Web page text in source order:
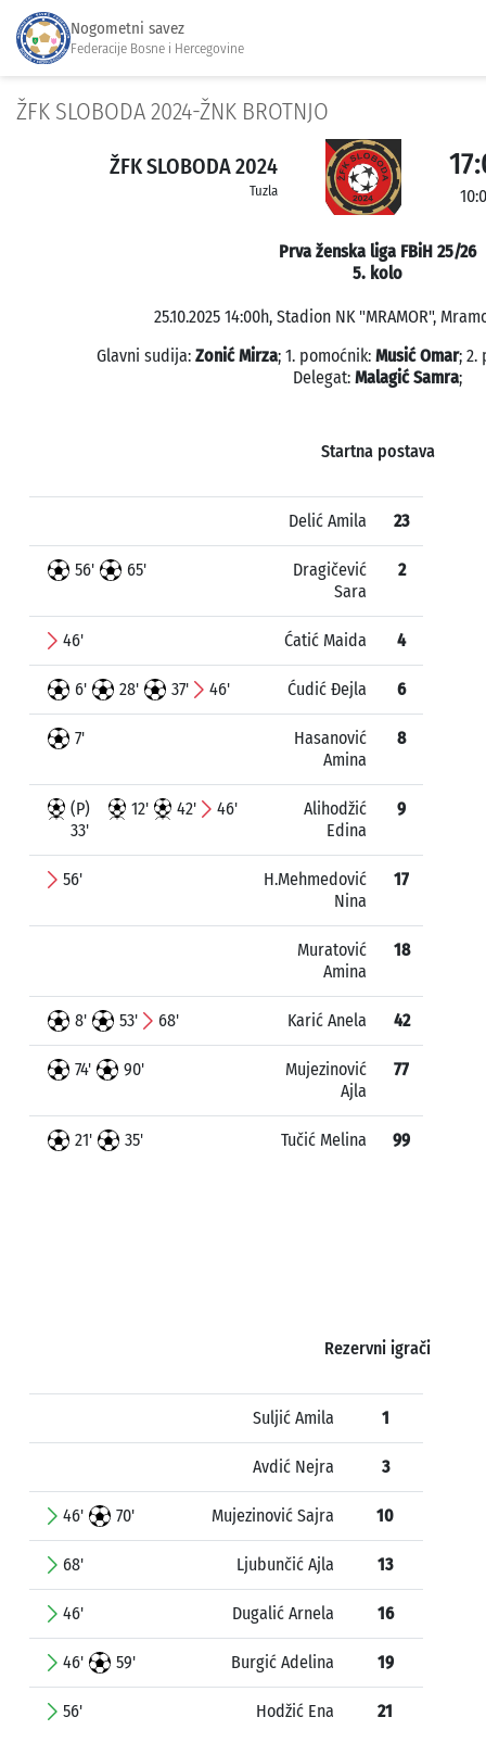
Nogometni savez
Federacije Bosne i Hercegovine
ŽFK SLOBODA 2024-ŽNK BROTNJO
ŽFK SLOBODA 2024
Tuzla 10:0
Prva ženska liga FBiH 25/26
5. kolo
25.10.2025 14:00h, Stadion NK "MRAMOR",
Glavni sudija: Zonić Mirza; 1. pomoćnik: Musić Omar; 2.
Delegat: Malagić Samra;
Startna postava
Delić Amila 23
56' 65'
Dragičević
Sara
2
46' Ćatić Maida 4
6' 28' 37' 46' Ćudić Đejla 6
7'
Hasanović
Amina
8
(P)
33'
12' 42' 46'
Alihodžić
Edina
9
56'
H.Mehmedović
Nina
17
Muratović
Amina
18
8' 53' 68' Karić Anela 42
74' 90'
Mujezinović
Ajla
77
21' 35' Tučić Melina 99
Rezervni igrači
Suljić Amila 1
Avdić Nejra 3
46' 70' Mujezinović Sajra 10
68' Ljubunčić Ajla 13
46' Dugalić Arnela 16
46' 59' Burgić Adelina 19
56' Hodžić Ena 21